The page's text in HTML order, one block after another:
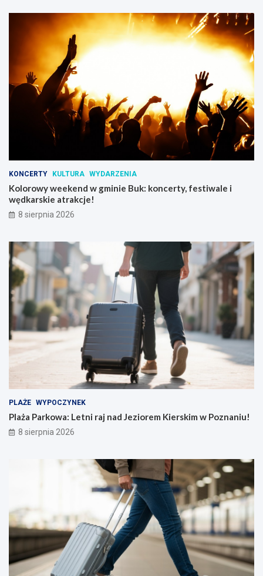
KONCERTY KULTURA WYDARZENIA
Kolorowy weekend w gminie Buk: koncerty, festiwale i
wędkarskie atrakcje!
8 sierpnia 2026
PLAŻE WYPOCZYNEK
Plaża Parkowa: Letni raj nad Jeziorem Kierskim w Poznaniu!
8 sierpnia 2026